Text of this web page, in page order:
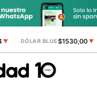
▼ DÓLAR BLUE$1530,00 ▼